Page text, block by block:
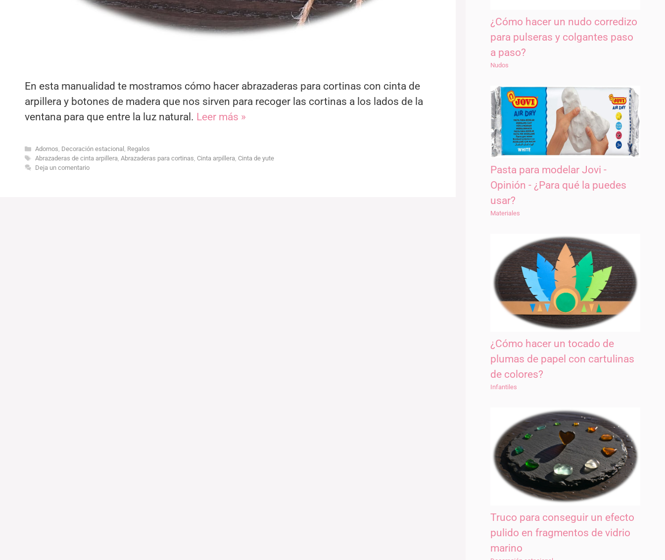
En esta manualidad te mostramos cómo hacer abrazaderas para cortinas con cinta de
arpillera y botones de madera que nos sirven para recoger las cortinas a los lados de la
ventana para que entre la luz natural. Leer más »
Categorías
Adornos, Decoración estacional , Regalos
Etiquetas
Abrazaderas de cinta arpillera, Abrazaderas para cortinas, Cinta arpillera, Cinta de yute
Deja un comentario
¿Cómo hacer un nudo corredizo
para pulseras y colgantes paso
a paso?
Nudos
Pasta para modelar Jovi -
Opinión - ¿Para qué la puedes
usar?
Materiales
¿Cómo hacer un tocado de
plumas de papel con cartulinas
de colores?
Infantiles
Truco para conseguir un efecto
pulido en fragmentos de vidrio
marino